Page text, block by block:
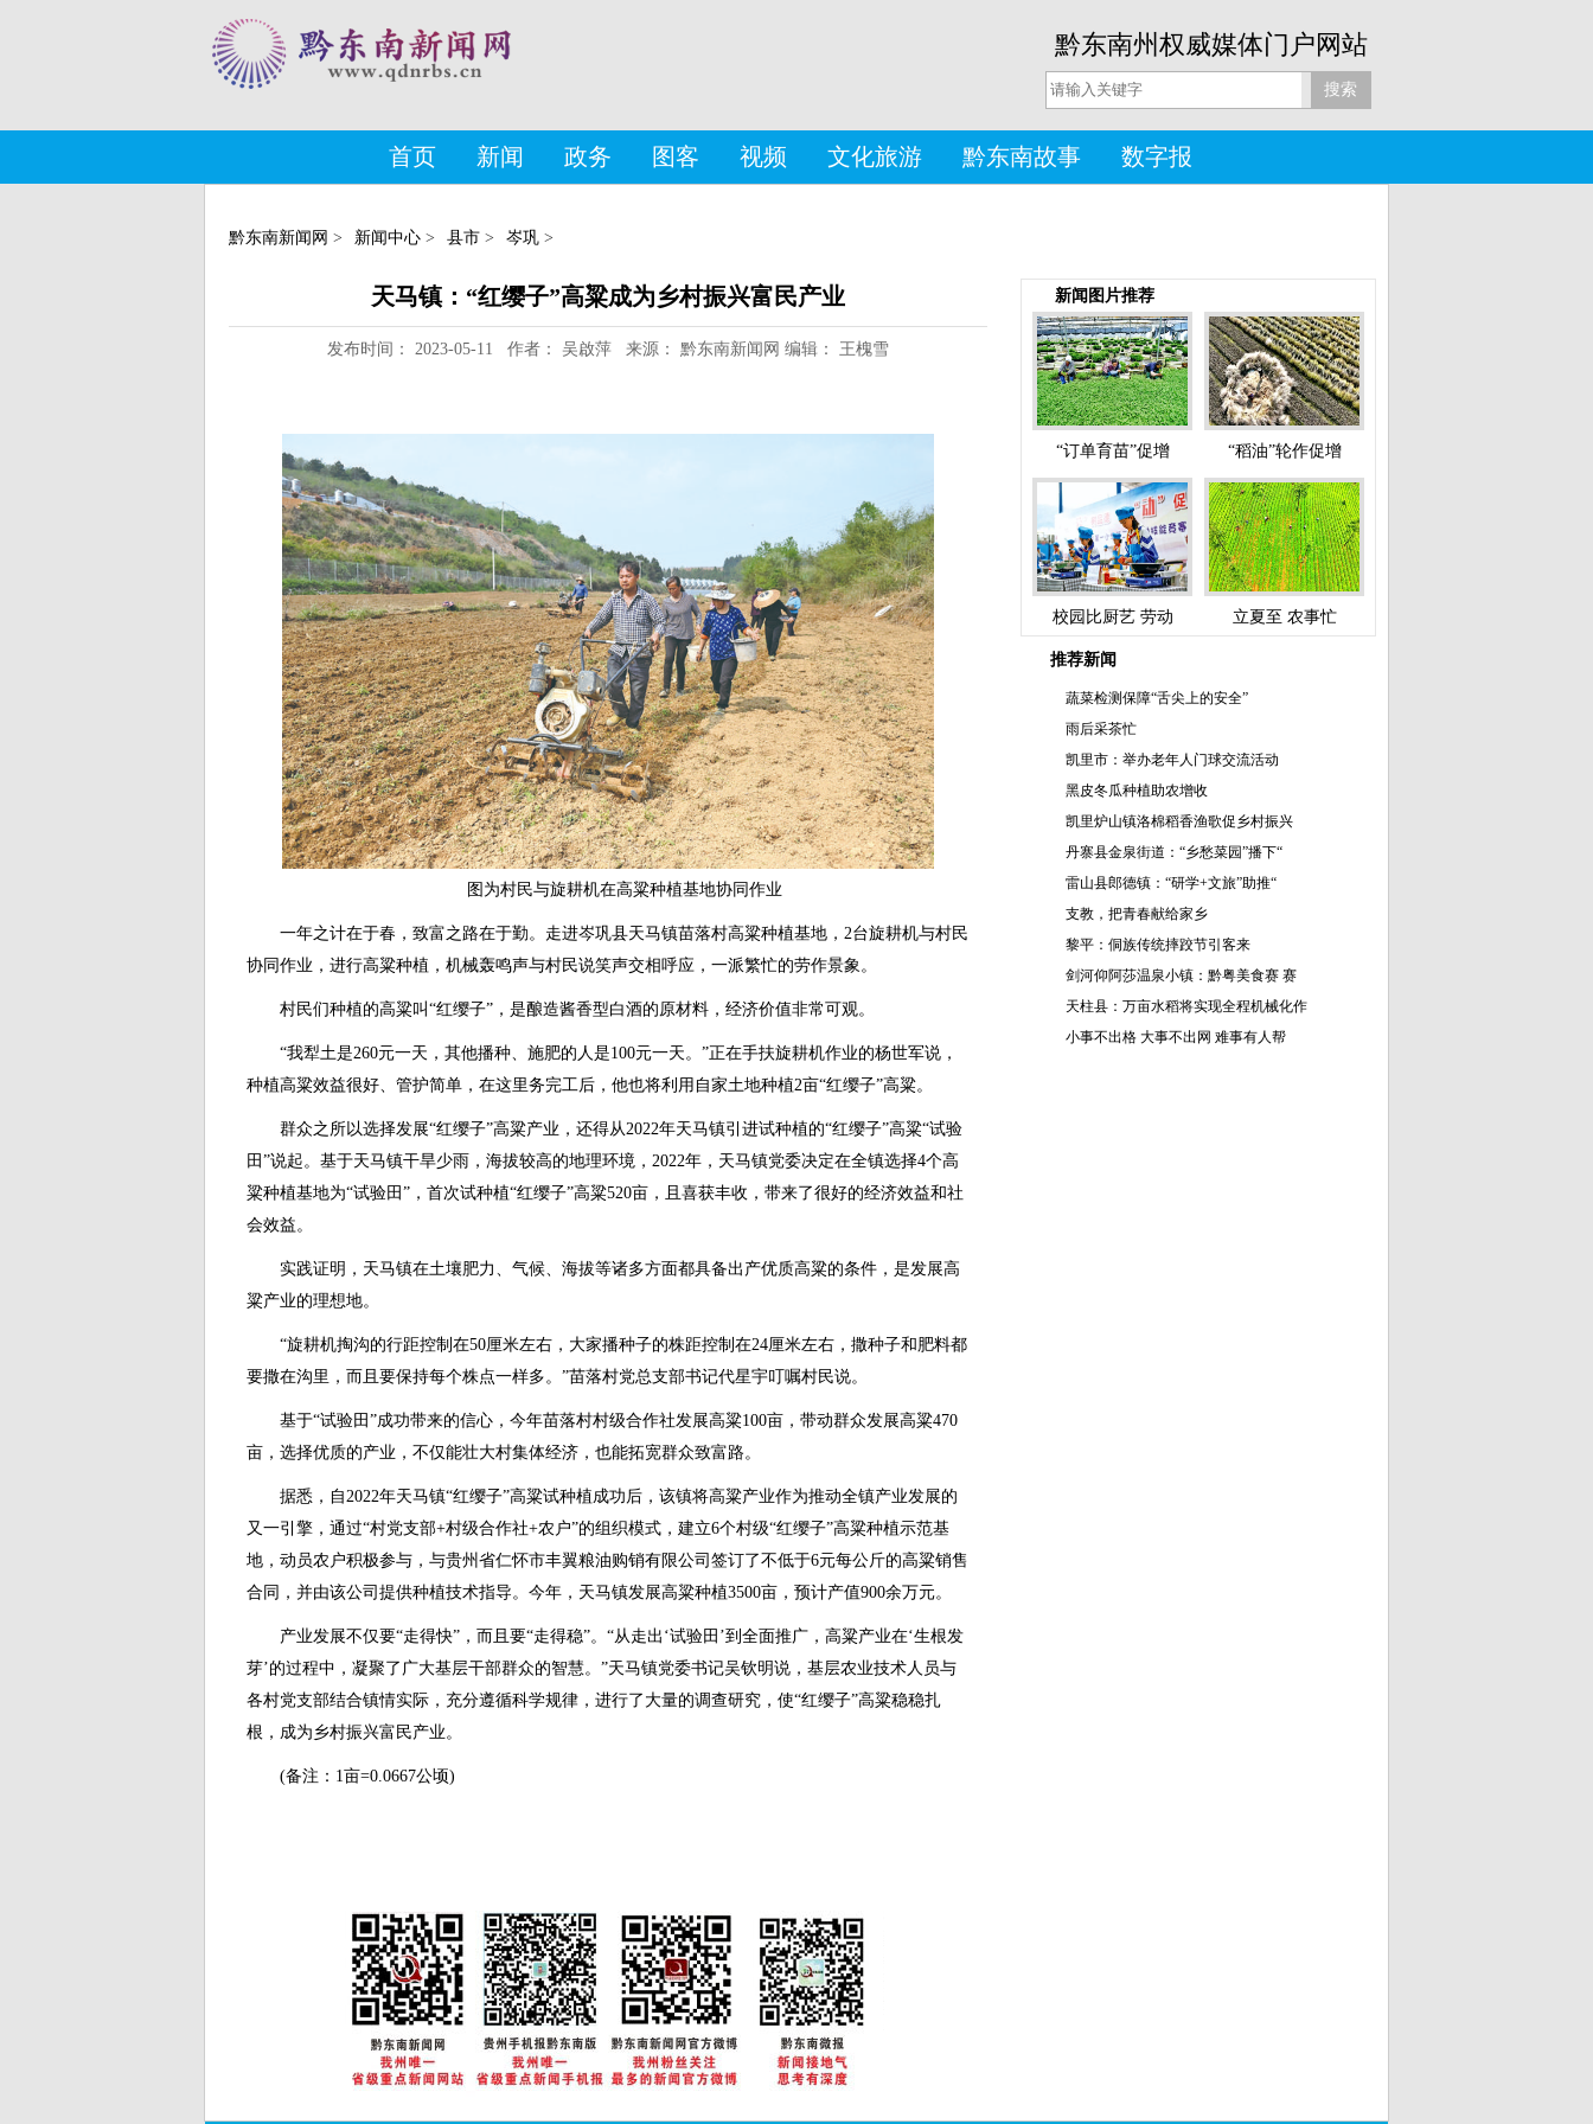
黔东南州权威媒体门户网站
首页 新闻 政务 图客 视频 文化旅游 黔东南故事 数字报
黔东南新闻网 > 新闻中心 > 县市 > 岑巩 >
天马镇：“红缨子”高粱成为乡村振兴富民产业
发布时间： 2023-05-11 作者： 吴啟萍 来源： 黔东南新闻网 编辑： 王槐雪
图为村民与旋耕机在高粱种植基地协同作业
一年之计在于春，致富之路在于勤。走进岑巩县天马镇苗落村高粱种植基地，2台旋耕机与村民
协同作业，进行高粱种植，机械轰鸣声与村民说笑声交相呼应，一派繁忙的劳作景象。
村民们种植的高粱叫“红缨子”，是酿造酱香型白酒的原材料，经济价值非常可观。
“我犁土是260元一天，其他播种、施肥的人是100元一天。”正在手扶旋耕机作业的杨世军说，
种植高粱效益很好、管护简单，在这里务完工后，他也将利用自家土地种植2亩“红缨子”高粱。
群众之所以选择发展“红缨子”高粱产业，还得从2022年天马镇引进试种植的“红缨子”高粱“试验
田”说起。基于天马镇干旱少雨，海拔较高的地理环境，2022年，天马镇党委决定在全镇选择4个高
粱种植基地为“试验田”，首次试种植“红缨子”高粱520亩，且喜获丰收，带来了很好的经济效益和社
会效益。
实践证明，天马镇在土壤肥力、气候、海拔等诸多方面都具备出产优质高粱的条件，是发展高
粱产业的理想地。
“旋耕机掏沟的行距控制在50厘米左右，大家播种子的株距控制在24厘米左右，撒种子和肥料都
要撒在沟里，而且要保持每个株点一样多。”苗落村党总支部书记代星宇叮嘱村民说。
基于“试验田”成功带来的信心，今年苗落村村级合作社发展高粱100亩，带动群众发展高粱470
亩，选择优质的产业，不仅能壮大村集体经济，也能拓宽群众致富路。
据悉，自2022年天马镇“红缨子”高粱试种植成功后，该镇将高粱产业作为推动全镇产业发展的
又一引擎，通过“村党支部+村级合作社+农户”的组织模式，建立6个村级“红缨子”高粱种植示范基
地，动员农户积极参与，与贵州省仁怀市丰翼粮油购销有限公司签订了不低于6元每公斤的高粱销售
合同，并由该公司提供种植技术指导。今年，天马镇发展高粱种植3500亩，预计产值900余万元。
产业发展不仅要“走得快”，而且要“走得稳”。“从走出‘试验田’到全面推广，高粱产业在‘生根发
芽’的过程中，凝聚了广大基层干部群众的智慧。”天马镇党委书记吴钦明说，基层农业技术人员与
各村党支部结合镇情实际，充分遵循科学规律，进行了大量的调查研究，使“红缨子”高粱稳稳扎
根，成为乡村振兴富民产业。
(备注：1亩=0.0667公顷)
新闻图片推荐
“订单育苗”促增 “稻油”轮作促增
校园比厨艺 劳动 立夏至 农事忙
推荐新闻
蔬菜检测保障“舌尖上的安全”
雨后采茶忙
凯里市：举办老年人门球交流活动
黑皮冬瓜种植助农增收
凯里炉山镇洛棉稻香渔歌促乡村振兴
丹寨县金泉街道：“乡愁菜园”播下“
雷山县郎德镇：“研学+文旅”助推“
支教，把青春献给家乡
黎平：侗族传统摔跤节引客来
剑河仰阿莎温泉小镇：黔粤美食赛 赛
天柱县：万亩水稻将实现全程机械化作
小事不出格 大事不出网 难事有人帮